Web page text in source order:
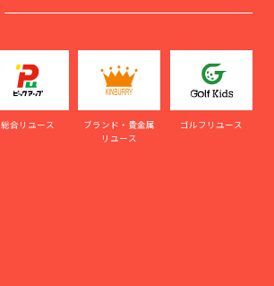
総合リユース
ブランド・貴金属
リユース
ゴルフリユース